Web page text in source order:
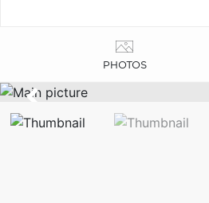
PHOTOS